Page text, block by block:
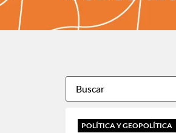
POLÍTICA Y GEOPOLÍTICA